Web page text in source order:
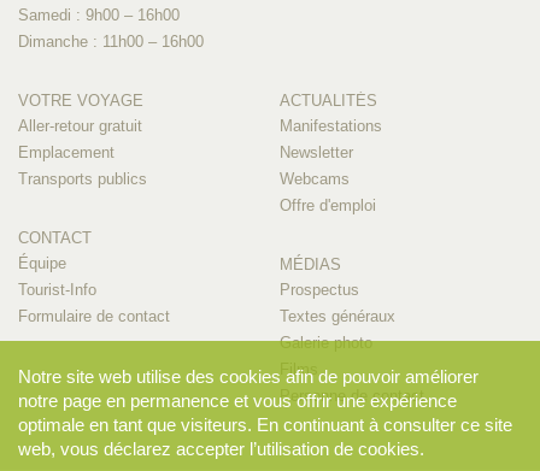
Samedi : 9h00 – 16h00
Dimanche : 11h00 – 16h00
VOTRE VOYAGE
Aller-retour gratuit
Emplacement
Transports publics
CONTACT
Équipe
Tourist-Info
Formulaire de contact
ACTUALITÉS
Manifestations
Newsletter
Webcams
Offre d'emploi
MÉDIAS
Prospectus
Textes généraux
Galerie photo
Films
Personne de contact
Notre site web utilise des cookies afin de pouvoir améliorer
notre page en permanence et vous offrir une expérience
optimale en tant que visiteurs. En continuant à consulter ce site
web, vous déclarez accepter l’utilisation de cookies.